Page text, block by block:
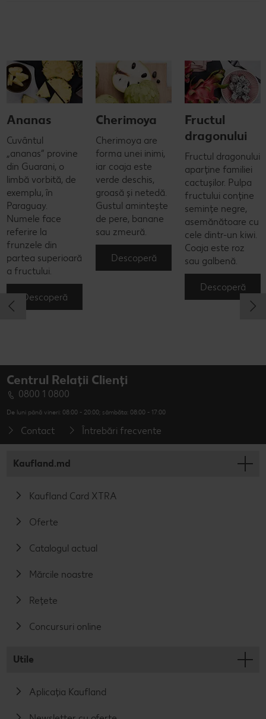
Ananas
Cuvântul
„ananas” provine
din Guarani, o
limbă vorbită, de
exemplu, în
Paraguay.
Numele face
referire la
frunzele din
partea superioară
a fructului.
Descoperă
Cherimoya
Cherimoya are
forma unei inimi,
iar coaja este
verde deschis,
groasă și netedă.
Gustul amintește
de pere, banane
sau zmeură.
Descoperă
Fructul
dragonului
Fructul dragonului
aparține familiei
cactușilor. Pulpa
fructului conține
semințe negre,
asemănătoare cu
cele dintr-un kiwi.
Coaja este roz
sau galbenă.
Descoperă
Centrul Relații Clienți
0800 1 0800
De luni până vineri: 08:00 - 20:00; sâmbăta: 08:00 - 17:00
Contact Întrebări frecvente
Kaufland.md
Kaufland Card XTRA
Oferte
Catalogul actual
Mărcile noastre
Rețete
Concursuri online
Utile
Aplicația Kaufland